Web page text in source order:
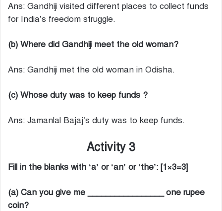
Ans: Gandhiji visited different places to collect funds
for India’s freedom struggle.
(b) Where did Gandhiji meet the old woman?
Ans: Gandhiji met the old woman in Odisha.
(c) Whose duty was to keep funds ?
Ans: Jamanlal Bajaj’s duty was to keep funds.
Activity 3
Fill in the blanks with ‘a’ or ‘an’ or ‘the’: [1×3=3]
(a) Can you give me _________________ one rupee
coin?